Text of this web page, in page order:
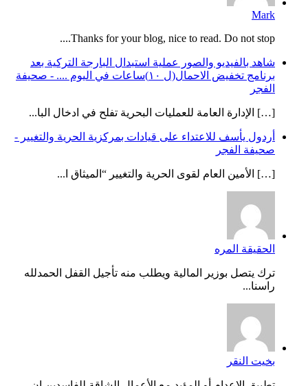
Mark
Thanks for your blog, nice to read. Do not stop....
شاهد بالفيديو والصور عملية استبدال البارجة التركية بعد
برنامج تخفيض الاحمال(ل ١٠)ساعات في اليوم .... - صحيفة
الفجر
[…] الإدارة العامة للعمليات البحرية تفلح في ادخال البا...
أردول يأسف للاعتداء على قيادات بمركزية الحرية والتغيير -
صحيفة الفجر
[…] الأمين العام لقوى الحرية والتغيير “الميثاق ا...
الحقيقة المره
ترك يتصل بوزير المالية ويطلب منه تأجيل القفل الحمدلله
راسنا...
بخيت النقر